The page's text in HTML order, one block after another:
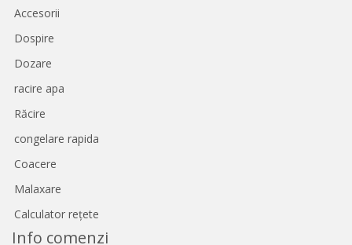
Accesorii
Dospire
Dozare
racire apa
Răcire
congelare rapida
Coacere
Malaxare
Calculator rețete
Info comenzi